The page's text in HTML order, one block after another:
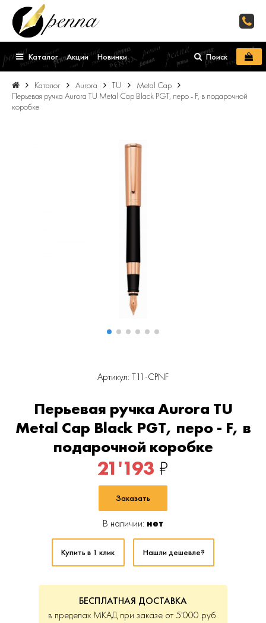
Каталог Акции Новинки Поиск
Каталог Aurora TU
Metal Cap
Перьевая ручка Aurora TU Metal Cap Black PGT, перо - F, в подарочной
коробке
Артикул: T11-CPNF
Перьевая ручка Aurora TU
Metal Cap Black PGT, перо - F, в
подарочной коробке
21'193 ₽
Заказать
В наличии: нет
Купить в 1 клик Нашли дешевле?
БЕСПЛАТНАЯ ДОСТАВКА
в пределах МКАД при заказе от 5'000 руб.